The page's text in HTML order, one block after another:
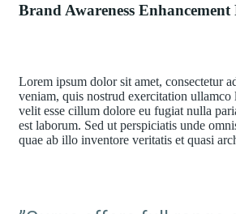
Brand Awareness
Lorem ipsum dolor sit amet, consectetur
veniam, quis nostrud exercitation
velit esse cillum dolore eu fugiat nulla
est laborum. Sed ut perspiciatis unde
quae ab illo inventore veritatis et quasi